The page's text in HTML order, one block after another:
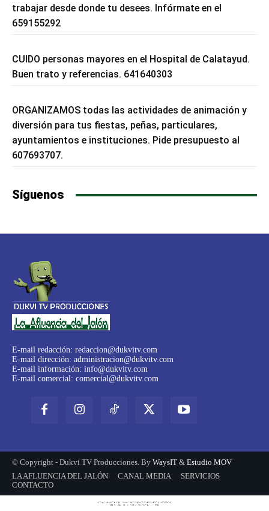
trabajar desde donde tu desees. Infórmate en el
659155292
CUIDO personas mayores en el Hospital de Calatayud.
Buen trato y referencias. 641640303
ORGANIZAMOS todas las actividades de animación y
diversión para tus fiestas, peñas, particulares,
ayuntamientos e instituciones. Pide presupuesto al
607693707.
Síguenos
E-mail redacción: redaccion@dukvitv.com
E-mail dirección: administracion@dukvitv.com
E-mail información: info@dukvitv.com
E-mail comercial: comercial@dukvitv.com
© Copyright - Dukvi TV Producciones. By WaysIT & Estudio MOV
LA AFLUENCIA DEL JALÓN
CANAL MEDIA
SERVICIOS
CONTACTO